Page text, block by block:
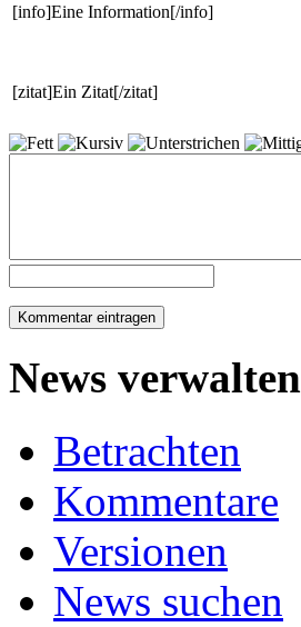
[info]Eine Information[/info]
[zitat]Ein Zitat[/zitat]
News verwalten
Betrachten
Kommentare
Versionen
News suchen